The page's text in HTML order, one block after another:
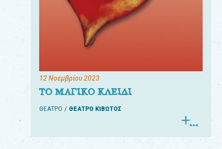
12 Νοεμβρίου 2023
ΤΟ ΜΑΓΙΚΟ ΚΛΕΙΔΙ
ΘΕΑΤΡΟ ΘΕΑΤΡΟ ΚΙΒΩΤΟΣ